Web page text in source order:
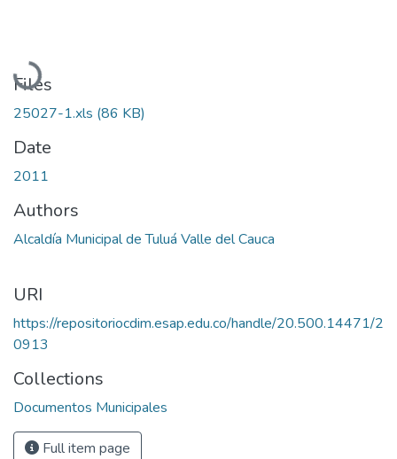
Loading...
Files
25027-1.xls (86 KB)
Date
2011
Authors
Alcaldía Municipal de Tuluá Valle del Cauca
URI
https://repositoriocdim.esap.edu.co/handle/20.500.14471/2
0913
Collections
Documentos Municipales
Full item page